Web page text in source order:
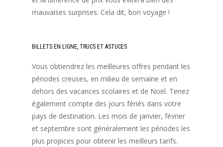
mauvaises surprises. Cela dit, bon voyage !
BILLETS EN LIGNE, TRUCS ET ASTUCES
Vous obtiendrez les meilleures offres pendant les
périodes creuses, en milieu de semaine et en
dehors des vacances scolaires et de Noël. Tenez
également compte des jours fériés dans votre
pays de destination. Les mois de janvier, février
et septembre sont généralement les périodes les
plus propices pour obtenir les meilleurs tarifs.